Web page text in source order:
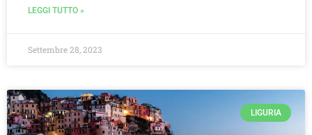
LEGGI TUTTO »
Settembre 28, 2023
LIGURIA